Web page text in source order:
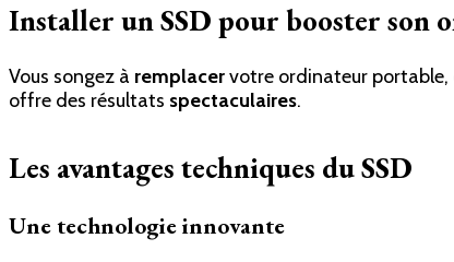
Installer un SSD pour booster son
Vous songez à remplacervotre ordinateur portable,
offre des résultats spectaculaires.
Les avantages techniques du SSD
Une technologie innovante